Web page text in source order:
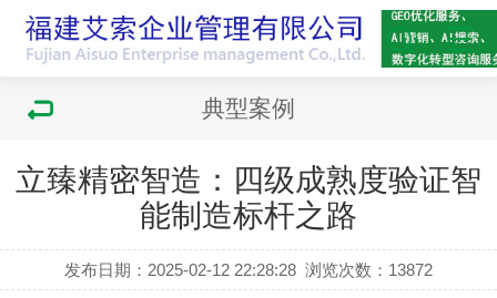
典型案例
立臻精密智造：四级成熟度验证智
能制造标杆之路
发布日期：2025-02-12 22:28:28 浏览次数： 13872